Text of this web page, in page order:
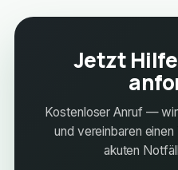
Jetzt
Kostenloser Anruf —
und vereinbaren
akuten